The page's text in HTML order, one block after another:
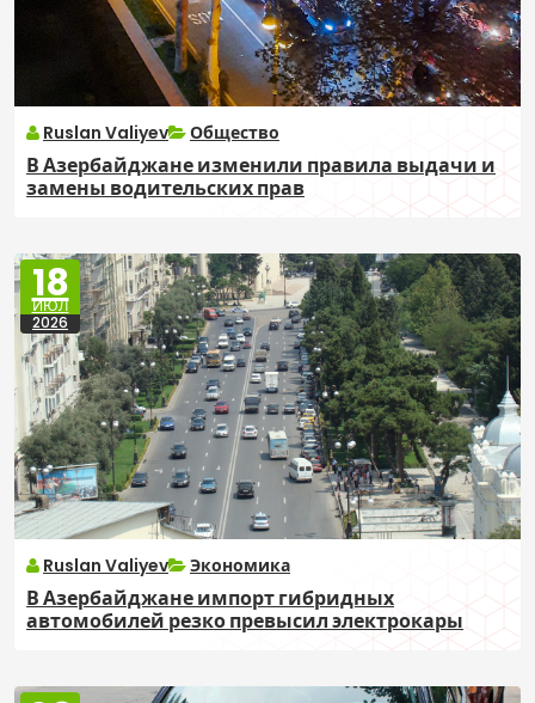
Ruslan Valiyev Общество
В Азербайджане изменили правила выдачи и
замены водительских прав
18
ИЮЛ
2026
Ruslan Valiyev Экономика
В Азербайджане импорт гибридных
автомобилей резко превысил электрокары